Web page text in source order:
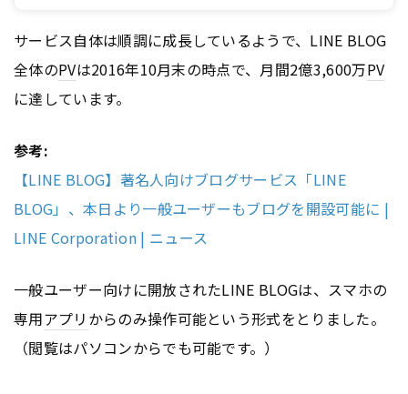
サービス自体は順調に成長しているようで、LINE BLOG
全体のPVは2016年10月末の時点で、月間2億3,600万PV
に達しています。
参考:
【LINE BLOG】著名人向けブログサービス「LINE
BLOG」、本日より一般ユーザーもブログを開設可能に |
LINE Corporation | ニュース
一般ユーザー向けに開放されたLINE BLOGは、スマホの
専用アプリ からのみ操作可能という形式をとりました。
（閲覧はパソコンからでも可能です。）